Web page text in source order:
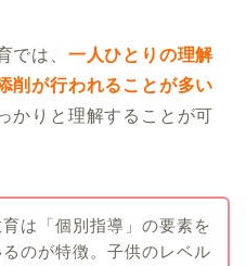
では、 一人ひとりの理解
削が行われることが多い
かりと理解することが可
は「個別指導」の要素を
のが特徴。子供のレベル